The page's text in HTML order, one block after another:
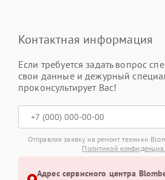
Контактная информация
Если требуется задать вопрос
свои данные и дежурный
проконсультирует Вас!
Отправляя заявку на ремонт техники
Политикой
Адрес сервисного центра